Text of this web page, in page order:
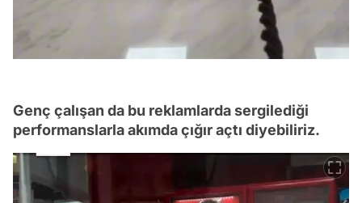
Genç çalışan da bu reklamlarda sergilediği
performanslarla akımda çığır açtı diyebiliriz.